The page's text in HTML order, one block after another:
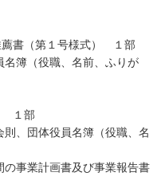
薦書（第１号様式） １部
簿（役職、名前、ふりが
１部
団体役員名簿（役職、名
業計画書及び事業報告書